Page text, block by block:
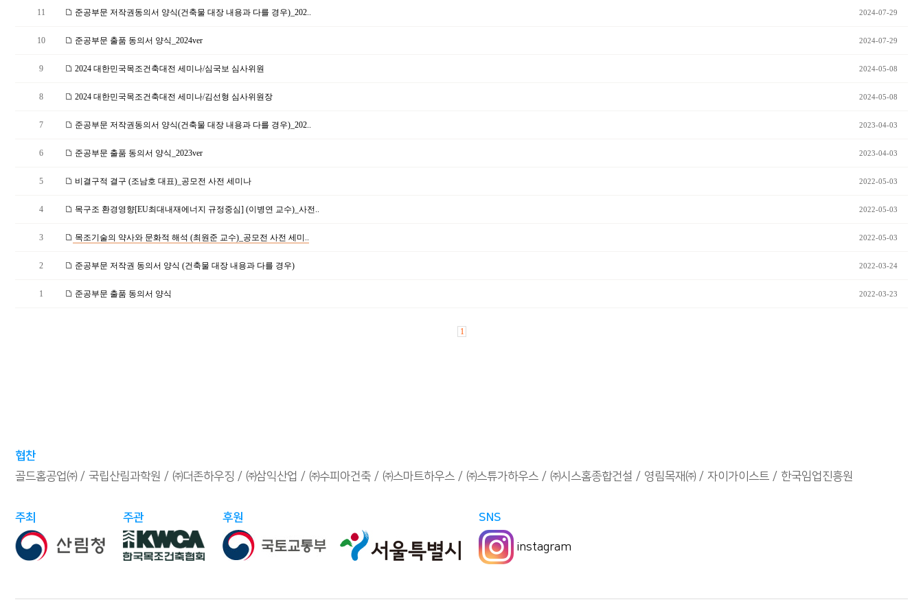
11 준공부문 저작권동의서 양식(건축물 대장 내용과 다를 경우)_202.. 2024-07-29
10 준공부문 출품 동의서 양식_2024ver 2024-07-29
9 2024 대한민국목조건축대전 세미나/심국보 심사위원 2024-05-08
8 2024 대한민국목조건축대전 세미나/김선형 심사위원장 2024-05-08
7 준공부문 저작권동의서 양식(건축물 대장 내용과 다를 경우)_202.. 2023-04-03
6 준공부문 출품 동의서 양식_2023ver 2023-04-03
5 비결구적 결구 (조남호 대표)_공모전 사전 세미나 2022-05-03
4 목구조 환경영향[EU최대내재에너지 규정중심] (이병연 교수)_사전.. 2022-05-03
3 목조기술의 약사와 문화적 해석 (최원준 교수)_공모전 사전 세미.. 2022-05-03
2 준공부문 저작권 동의서 양식 (건축물 대장 내용과 다를 경우) 2022-03-24
1 준공부문 출품 동의서 양식 2022-03-23
1
협찬
골드홈공업㈜
국립산림과학원 ㈜더존하우징 ㈜삼익산업 ㈜수피아건축 ㈜스마트하우스 ㈜스튜가하우스 ㈜시스홈종합건설 영림목재㈜ 자이가이스트 한국임업진흥원
주최 주관 후원 SNS
instagram